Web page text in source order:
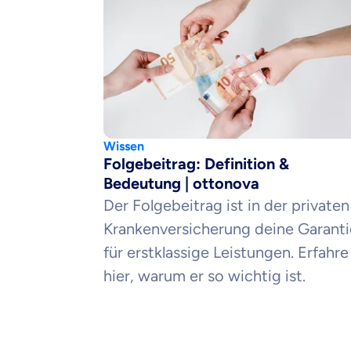
Wissen
Folgebeitrag: Definition &
Bedeutung | ottonova
Der Folgebeitrag ist in der privaten
Krankenversicherung deine
für erstklassige Leistungen. Erfahre
hier, warum er so wichtig ist.
Weil es
dich gut
Objektive und
Wir möchten, dass
Vergleich mit
Wir helfen dir
Wozu dürfen